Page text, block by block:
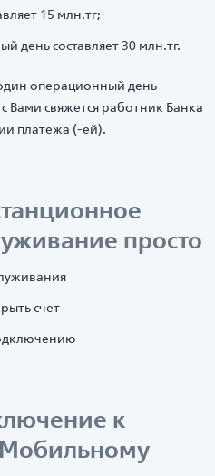
15 млн.тг;
день составляет 30 млн.тг.
операционный день
Вами свяжется работник Банка
платежа (-ей).
просто
счет
к